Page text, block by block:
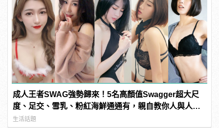
成人王者SWAG強勢歸來！5名高顏值Swagger超大尺
度、足交、雪乳、粉紅海鮮通通有，親自教你人與人的
連結！ | manfashion這樣變型男
生活話題